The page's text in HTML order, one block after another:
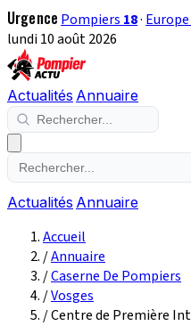
Urgence Pompiers 18· Europe
lundi 10 août 2026
Actualités Annuaire
Actualités Annuaire
Accueil
/Annuaire
/Caserne De Pompiers
/Vosges
/Centre de Première